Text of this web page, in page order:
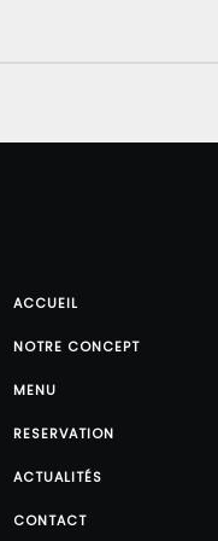
ACCUEIL
NOTRE CONCEPT
MENU
RESERVATION
ACTUALITÉS
CONTACT